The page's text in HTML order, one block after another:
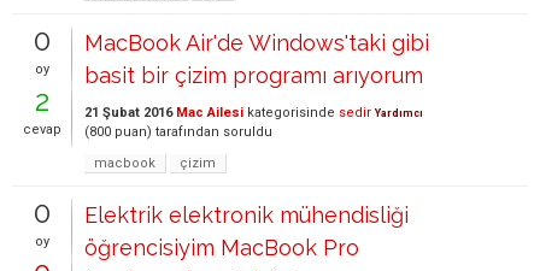
0
oy
2
cevap
MacBook Air'de Windows'taki gibi
basit bir çizim programı arıyorum
21 Şubat 2016 Mac Ailesi kategorisinde sedir Yardımcı
(800 puan) tarafından soruldu
macbook
çizim
0
oy
Elektrik elektronik mühendisliği
öğrencisiyim MacBook Pro